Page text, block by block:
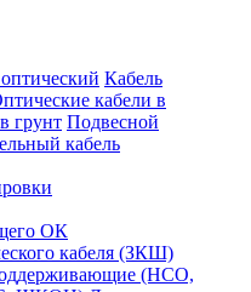
Кабель
кабели в
грунт Подвесной
кабель
ОК
кабеля (ЗКШ)
(НСО,